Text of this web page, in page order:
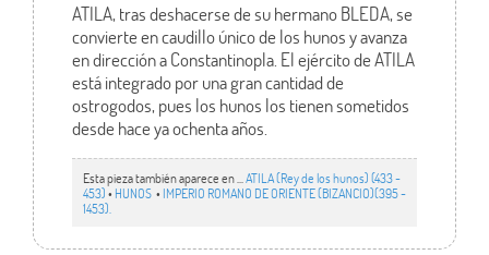
ATILA, tras deshacerse de su hermano BLEDA, se
convierte en caudillo único de los hunos y avanza
en dirección a Constantinopla. El ejército de ATILA
está integrado por una gran cantidad de
ostrogodos, pues los hunos los tienen sometidos
desde hace ya ochenta años.
Esta pieza también aparece en ... ATILA (Rey de los hunos) (433 -
453)• HUNOS • IMPERIO ROMANO DE ORIENTE (BIZANCIO)(395 -
1453).